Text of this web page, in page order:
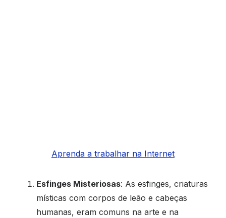
Aprenda a trabalhar na Internet
Esfinges Misteriosas: As esfinges, criaturas
místicas com corpos de leão e cabeças
humanas, eram comuns na arte e na